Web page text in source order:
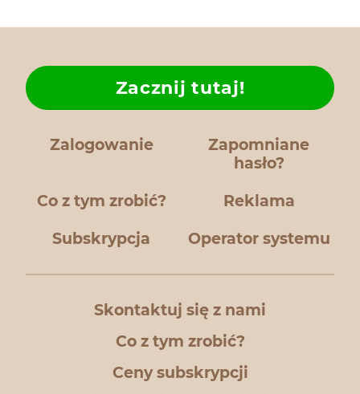
Zalogowanie
Zapomniane
hasło?
Co z tym zrobić?
Zacznij tutaj!
Reklama
Subskrypcja Operator systemu
Skontaktuj się z nami
Co z tym zrobić?
Ceny subskrypcji